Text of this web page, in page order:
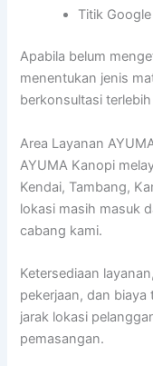
Titik
Apabila belum
menentukan jenis
berkonsultasi
Area Layanan
AYUMA Kanopi
Kendai, Tambang,
lokasi masih masuk
cabang kami.
Ketersediaan
pekerjaan, dan
jarak lokasi
pemasangan.